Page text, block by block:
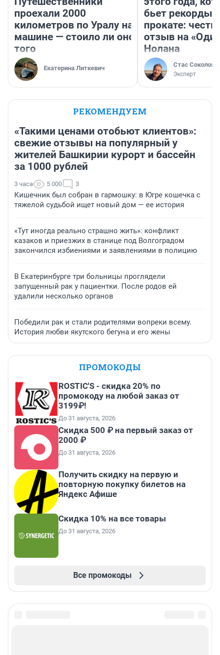
проехали 2000
километров по Уралу на
машине — стоило ли оно
того
Екатерина Литкевич
бьет рекорды в
прокате:
отзыв на
Нолана
Стас Соколов
Эксперт
РЕКОМЕНДУЕМ
«Такими ценами отобьют клиентов»:
свежие отзывы на популярный у
жителей Башкирии курорт и бассейн
за 1000 рублей
3 часа 5 000 3
Кишечник был собран в гармошку: в Югре кошечка с
тяжелой судьбой ищет новый дом — ее история
«Тут иногда реально страшно жить»: конфликт
казаков и приезжих в станице под Волгоградом
закончился избиениями и заявлениями в полицию
В Екатеринбурге три больницы проглядели
запущенный рак у пациентки. После родов ей
удалили несколько органов
Победили рак и стали родителями вопреки всему.
История любви якутского бегуна и его жены
ПРОМОКОДЫ
ROSTIC'S - скидка 20% по
промокоду на любой заказ от
3199₽!
До 31 августа, 2026
Скидка 500 ₽ на первый заказ от
2000 ₽
До 31 августа, 2026
Получить скидку на первую и
повторную покупку билетов на
Яндекс Афише
Скидка 10% на все товары
До 31 августа, 2026
Все промокоды